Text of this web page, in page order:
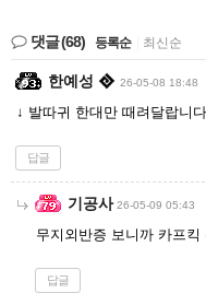
댓글(68) 등록순 최신순
한예성 26-05-08 18:48
↓ 발따귀 한대만 때려달랍니다.
답글
기공사 26-05-09 05:43
무지외반증 보니까 카프
답글